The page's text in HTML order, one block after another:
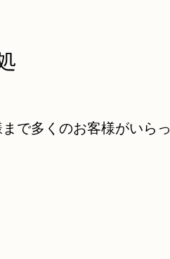
で多くのお客様がいらっ